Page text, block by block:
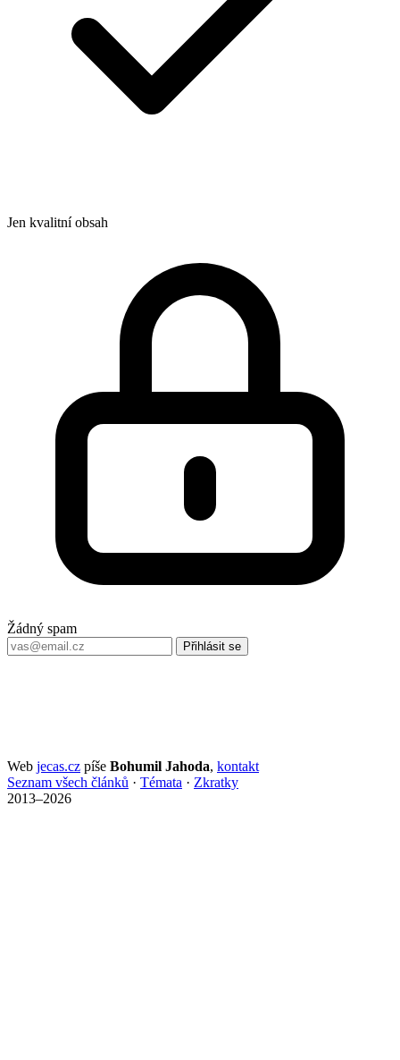
Jen kvalitní obsah
Žádný spam
Přihlásit se
Web jecas.cz píše Bohumil Jahoda, kontakt
Seznam všech článků · Témata · Zkratky
2013–2026